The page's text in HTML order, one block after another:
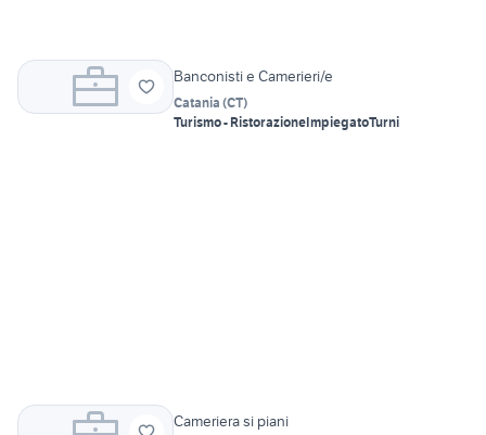
Banconisti e Camerieri/e
Catania (CT)
Turismo - RistorazioneImpiegatoTurni
Cameriera si piani